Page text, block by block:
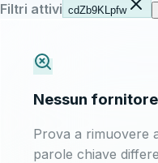
Filtri attivi cdZb9KLpfw
Nessun
Prova a rimuovere
parole chiave